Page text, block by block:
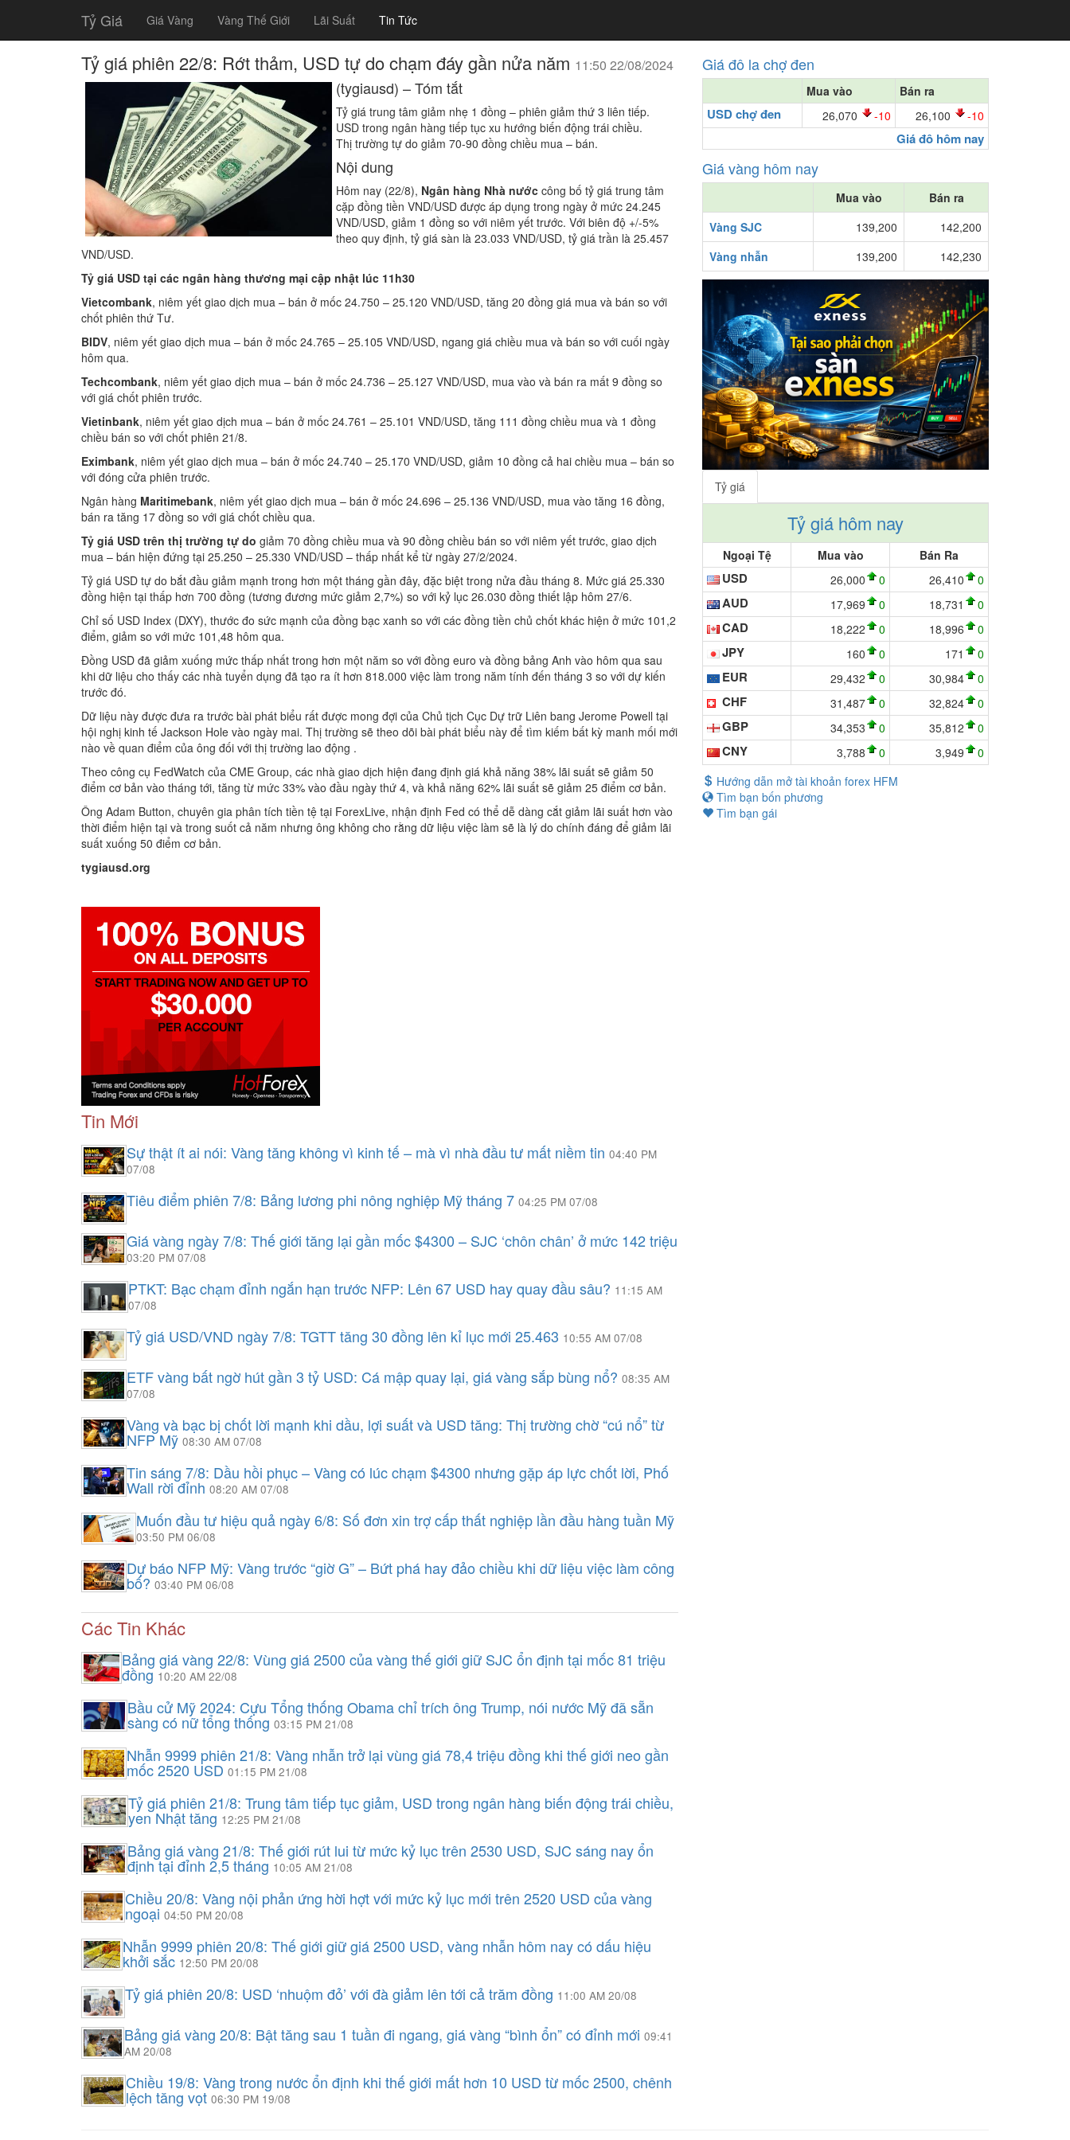
Tỷ Giá Giá Vàng Vàng Thế Giới Lãi Suất Tin Tức
Tỷ giá phiên 22/8: Rớt thảm, USD tự do chạm đáy gần nửa năm 11:50 22/08/2024
(tygiausd) – Tóm tắt
Tỷ giá trung tâm giảm nhẹ 1 đồng – phiên giảm thứ 3 liên tiếp.
USD trong ngân hàng tiếp tục xu hướng biến động trái chiều.
Thị trường tự do giảm 70-90 đồng chiều mua – bán.
Nội dung
Hôm nay (22/8), Ngân hàng Nhà nước công bố tỷ giá trung tâm
cặp đồng tiền VND/USD được áp dụng trong ngày ở mức 24.245
VND/USD, giảm 1 đồng so với niêm yết trước. Với biên độ +/-5%
theo quy định, tỷ giá sàn là 23.033 VND/USD, tỷ giá trần là 25.457
VND/USD.
Tỷ giá USD tại các ngân hàng thương mại cập nhật lúc 11h30
Vietcombank, niêm yết giao dịch mua – bán ở mốc 24.750 – 25.120 VND/USD, tăng 20 đồng giá mua và bán so với
chốt phiên thứ Tư.
BIDV, niêm yết giao dịch mua – bán ở mốc 24.765 – 25.105 VND/USD, ngang giá chiều mua và bán so với cuối ngày
hôm qua.
Techcombank, niêm yết giao dịch mua – bán ở mốc 24.736 – 25.127 VND/USD, mua vào và bán ra mất 9 đồng so
với giá chốt phiên trước.
Vietinbank, niêm yết giao dịch mua – bán ở mốc 24.761 – 25.101 VND/USD, tăng 111 đồng chiều mua và 1 đồng
chiều bán so với chốt phiên 21/8.
Eximbank, niêm yết giao dịch mua – bán ở mốc 24.740 – 25.170 VND/USD, giảm 10 đồng cả hai chiều mua – bán so
với đóng cửa phiên trước.
Ngân hàng Maritimebank, niêm yết giao dịch mua – bán ở mốc 24.696 – 25.136 VND/USD, mua vào tăng 16 đồng,
bán ra tăng 17 đồng so với giá chốt chiều qua.
Tỷ giá USD trên thị trường tự do giảm 70 đồng chiều mua và 90 đồng chiều bán so với niêm yết trước, giao dịch
mua – bán hiện đứng tại 25.250 – 25.330 VND/USD – thấp nhất kể từ ngày 27/2/2024.
Tỷ giá USD tự do bắt đầu giảm mạnh trong hơn một tháng gần đây, đặc biệt trong nửa đầu tháng 8. Mức giá 25.330
đồng hiện tại thấp hơn 700 đồng (tương đương mức giảm 2,7%) so với kỷ lục 26.030 đồng thiết lập hôm 27/6.
Chỉ số USD Index (DXY), thước đo sức mạnh của đồng bạc xanh so với các đồng tiền chủ chốt khác hiện ở mức 101,2
điểm, giảm so với mức 101,48 hôm qua.
Đồng USD đã giảm xuống mức thấp nhất trong hơn một năm so với đồng euro và đồng bảng Anh vào hôm qua sau
khi dữ liệu cho thấy các nhà tuyển dụng đã tạo ra ít hơn 818.000 việc làm trong năm tính đến tháng 3 so với dự kiến ​​
trước đó.
Dữ liệu này được đưa ra trước bài phát biểu rất được mong đợi của Chủ tịch Cục Dự trữ Liên bang Jerome Powell tại
hội nghị kinh tế Jackson Hole vào ngày mai. Thị trường sẽ theo dõi bài phát biểu này để tìm kiếm bất kỳ manh mối mới
nào về quan điểm của ông đối với thị trường lao động .
Theo công cụ FedWatch của CME Group, các nhà giao dịch hiện đang định giá khả năng 38% lãi suất sẽ giảm 50
điểm cơ bản vào tháng tới, tăng từ mức 33% vào đầu ngày thứ 4, và khả năng 62% lãi suất sẽ giảm 25 điểm cơ bản.
Ông Adam Button, chuyên gia phân tích tiền tệ tại ForexLive, nhận định Fed có thể dễ dàng cắt giảm lãi suất hơn vào
thời điểm hiện tại và trong suốt cả năm nhưng ông không cho rằng dữ liệu việc làm sẽ là lý do chính đáng để giảm lãi
suất xuống 50 điểm cơ bản.
tygiausd.org
Tin Mới
Sự thật ít ai nói: Vàng tăng không vì kinh tế – mà vì nhà đầu tư mất niềm tin 04:40 PM
07/08
Tiêu điểm phiên 7/8: Bảng lương phi nông nghiệp Mỹ tháng 7 04:25 PM 07/08
Giá vàng ngày 7/8: Thế giới tăng lại gần mốc $4300 – SJC ‘chôn chân’ ở mức 142 triệu
03:20 PM 07/08
PTKT: Bạc chạm đỉnh ngắn hạn trước NFP: Lên 67 USD hay quay đầu sâu? 11:15 AM
07/08
Tỷ giá USD/VND ngày 7/8: TGTT tăng 30 đồng lên kỉ lục mới 25.463 10:55 AM 07/08
ETF vàng bất ngờ hút gần 3 tỷ USD: Cá mập quay lại, giá vàng sắp bùng nổ? 08:35 AM
07/08
Vàng và bạc bị chốt lời mạnh khi dầu, lợi suất và USD tăng: Thị trường chờ “cú nổ” từ
NFP Mỹ 08:30 AM 07/08
Tin sáng 7/8: Dầu hồi phục – Vàng có lúc chạm $4300 nhưng gặp áp lực chốt lời, Phố
Wall rời đỉnh 08:20 AM 07/08
Muốn đầu tư hiệu quả ngày 6/8: Số đơn xin trợ cấp thất nghiệp lần đầu hàng tuần Mỹ
03:50 PM 06/08
Dự báo NFP Mỹ: Vàng trước “giờ G” – Bứt phá hay đảo chiều khi dữ liệu việc làm công
bố? 03:40 PM 06/08
Các Tin Khác
Bảng giá vàng 22/8: Vùng giá 2500 của vàng thế giới giữ SJC ổn định tại mốc 81 triệu
đồng 10:20 AM 22/08
Bầu cử Mỹ 2024: Cựu Tổng thống Obama chỉ trích ông Trump, nói nước Mỹ đã sẵn
sàng có nữ tổng thống03:15 PM 21/08
Nhẫn 9999 phiên 21/8: Vàng nhẫn trở lại vùng giá 78,4 triệu đồng khi thế giới neo gần
mốc 2520 USD01:15 PM 21/08
Tỷ giá phiên 21/8: Trung tâm tiếp tục giảm, USD trong ngân hàng biến động trái chiều,
yen Nhật tăng 12:25 PM 21/08
Bảng giá vàng 21/8: Thế giới rút lui từ mức kỷ lục trên 2530 USD, SJC sáng nay ổn
định tại đỉnh 2,5 tháng 10:05 AM 21/08
Chiều 20/8: Vàng nội phản ứng hời hợt với mức kỷ lục mới trên 2520 USD của vàng
ngoại04:50 PM 20/08
Nhẫn 9999 phiên 20/8: Thế giới giữ giá 2500 USD, vàng nhẫn hôm nay có dấu hiệu
khởi sắc 12:50 PM 20/08
Tỷ giá phiên 20/8: USD ‘nhuộm đỏ’ với đà giảm lên tới cả trăm đồng 11:00 AM 20/08
Bảng giá vàng 20/8: Bật tăng sau 1 tuần đi ngang, giá vàng “bình ổn” có đỉnh mới 09:41
AM 20/08
Chiều 19/8: Vàng trong nước ổn định khi thế giới mất hơn 10 USD từ mốc 2500, chênh
lệch tăng vọt06:30 PM 19/08
Giá đô la chợ đen
Mua vào Bán ra
USD chợ đen 26,070 -10 26,100 -10
Giá đô hôm nay
Giá vàng hôm nay
Mua vào
Bán ra
Vàng SJC
139,200
142,200
Vàng nhẫn
139,200 142,230
Tỷ giá
Tỷ giá hôm nay
Ngoại Tệ Mua vào Bán Ra
USD 26,000 0 26,410 0
AUD 17,969 0 18,731 0
CAD 18,222 0 18,996 0
JPY 160 0 171 0
EUR 29,432 0 30,984 0
CHF 31,487 0 32,824 0
GBP 34,353 0 35,812 0
CNY 3,788 0 3,949
0
Hướng dẫn mở tài khoản forex HFM
Tìm bạn bốn phương
Tìm bạn gái